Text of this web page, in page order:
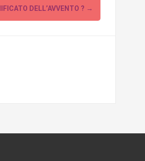
DELL’AVVENTO ? →